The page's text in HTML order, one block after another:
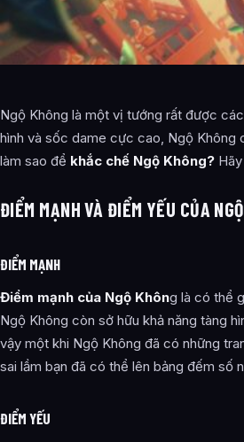
Ngộ Không là một vị tướng rất được
hình và sốc dame cực cao, Ngộ
làm sao để khắc chế Ngộ Không?
ĐIỂM MẠNH VÀ ĐIỂM YẾU CỦA
ĐIỂM MẠNH
Điểm mạnh của Ngộ Không là có thể
Ngộ Không còn sở hữu khả năng tàng
vậy một khi Ngộ Không đã có những
sai lầm bạn đã có thể lên bảng đếm số
ĐIỂM YẾU